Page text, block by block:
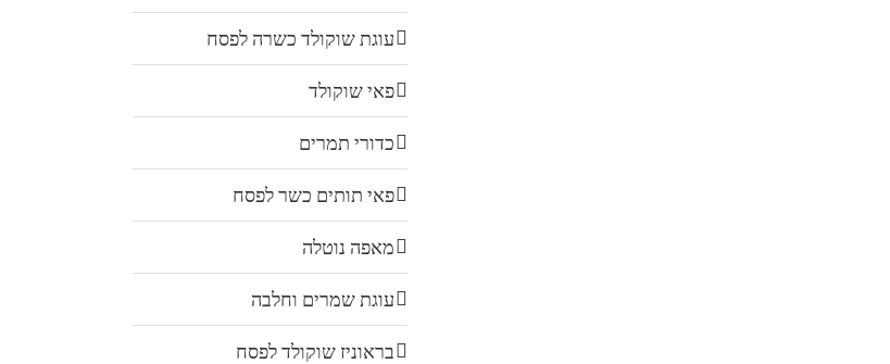
עוגת שוקולד כשרה לפסח
פאי שוקולד
כדורי תמרים
פאי תותים כשר לפסח
מאפה נוטלה
עוגת שמרים וחלבה
בראוניז שוקולד לפסח